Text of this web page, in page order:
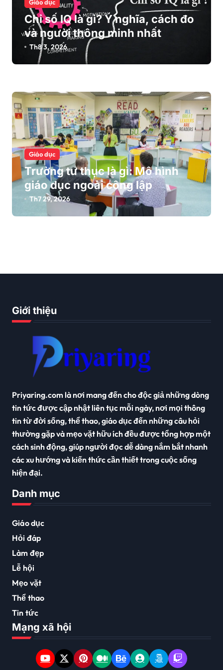
Giáo dục
Chỉ số IQ là gì? Ý nghĩa, cách đo
và người thông minh nhất
Th8 3, 2026
Giáo dục
Trường tư thục là gì: Mô hình
giáo dục ngoài công lập
Th7 29, 2026
Giới thiệu
Priyaring.com là nơi mang đến cho độc giả những dòng
tin tức được cập nhật liên tục mỗi ngày, nơi mọi thông
tin từ đời sống, thể thao, giáo dục đến những câu hỏi
thường gặp và mẹo vặt hữu ích đều được tổng hợp một
cách sinh động, giúp người đọc dễ dàng nắm bắt nhanh
các xu hướng và kiến thức cần thiết trong cuộc sống
hiện đại.
Danh mục
Giáo dục
Hỏi đáp
Làm đẹp
Lễ hội
Mẹo vặt
Thể thao
Tin tức
Mạng xã hội